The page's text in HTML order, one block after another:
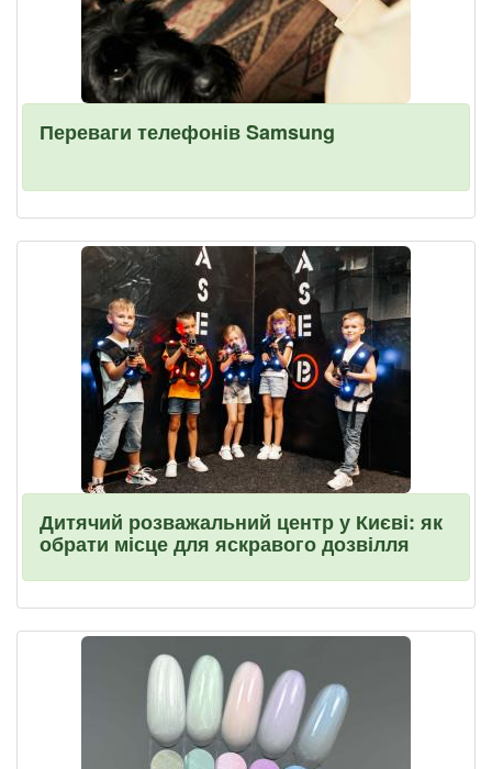
Переваги телефонів Samsung
Дитячий розважальний центр у Києві: як
обрати місце для яскравого дозвілля